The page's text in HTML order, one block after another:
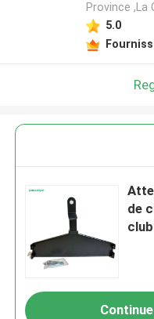
Province ,La
5.0
de